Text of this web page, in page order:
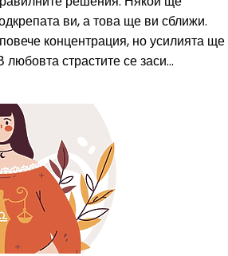
ви, а това ще ви сближи.
концентрация, но усилията ще
страстите се заси...